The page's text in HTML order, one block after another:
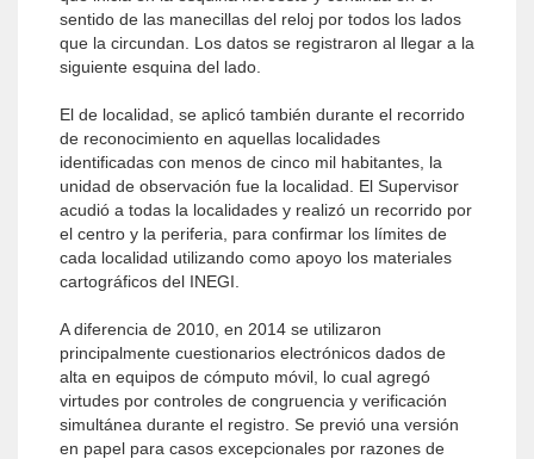
sentido de las manecillas del reloj por todos los lados
que la circundan. Los datos se registraron al llegar a la
siguiente esquina del lado.
El de localidad, se aplicó también durante el recorrido
de reconocimiento en aquellas localidades
identificadas con menos de cinco mil habitantes, la
unidad de observación fue la localidad. El Supervisor
acudió a todas la localidades y realizó un recorrido por
el centro y la periferia, para confirmar los límites de
cada localidad utilizando como apoyo los materiales
cartográficos del INEGI.
A diferencia de 2010, en 2014 se utilizaron
principalmente cuestionarios electrónicos dados de
alta en equipos de cómputo móvil, lo cual agregó
virtudes por controles de congruencia y verificación
simultánea durante el registro. Se previó una versión
en papel para casos excepcionales por razones de